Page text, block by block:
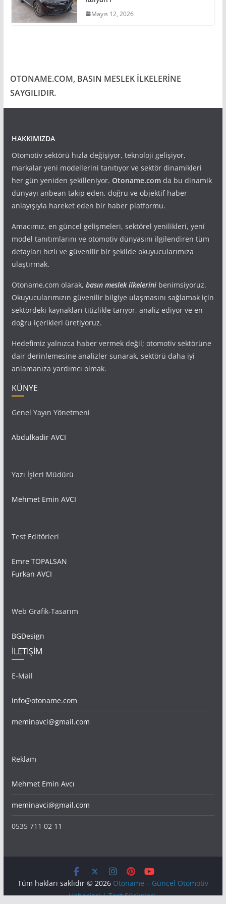
Mayıs 12, 2026
OTONAME.COM, BASIN MESLEK İLKELERİNE
SAYGILIDIR.
HAKKIMIZDA
Otomotiv sektörü hızla değişiyor, teknoloji gelişiyor,
markalar yeni modellerini tanıtıyor ve sektör dinamikleri
her gün yeniden şekilleniyor. Otoname.comda bu dinamik
dünyayı anbean takip eden, doğru ve objektif haber
anlayışıyla hareket eden bir haber platformu.
Amacımız, en güncel gelişmeleri, sektörel yenilikleri, yeni
model tanıtımlarını ve otomotiv dünyasını ilgilendiren tüm
detayları hızlı ve güvenilir bir şekilde okuyucularımıza
ulaştırmak.
Otoname.com olarak, basın meslek ilkelerinibenimsiyoruz.
Okuyucularımızın güvenilir bilgiye ulaşmasını sağlamak için
sektördeki kaynakları titizlikle tarıyor, analiz ediyor ve en
doğru içerikleri üretiyoruz.
Hedefimiz yalnızca haber vermek değil; otomotiv sektörüne
dair derinlemesine analizler sunarak, sektörü daha iyi
anlamanıza yardımcı olmak.
KÜNYE
Genel Yayın Yönetmeni
Abdulkadir AVCI
Yazı İşleri Müdürü
Mehmet Emin AVCI
Test Editörleri
Emre TOPALSAN
Furkan AVCI
Web Grafik-Tasarım
BGDesign
İLETİŞİM
E-Mail
info@otoname.com
meminavci@gmail.com
Reklam
Mehmet Emin Avcı
meminavci@gmail.com
0535 711 02 11
Tüm hakları saklıdır © 2026 Otoname – Güncel Otomotiv
Haberleri | Test Sürüşleri.